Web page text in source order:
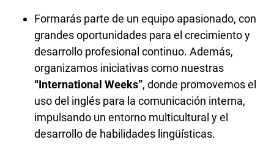
Formarás parte de un equipo apasionado, con
grandes oportunidades para el crecimiento y
desarrollo profesional continuo. Además,
organizamos iniciativas como nuestras
“International Weeks”, donde promovemos el
uso del inglés para la comunicación interna,
impulsando un entorno multicultural y el
desarrollo de habilidades lingüísticas.